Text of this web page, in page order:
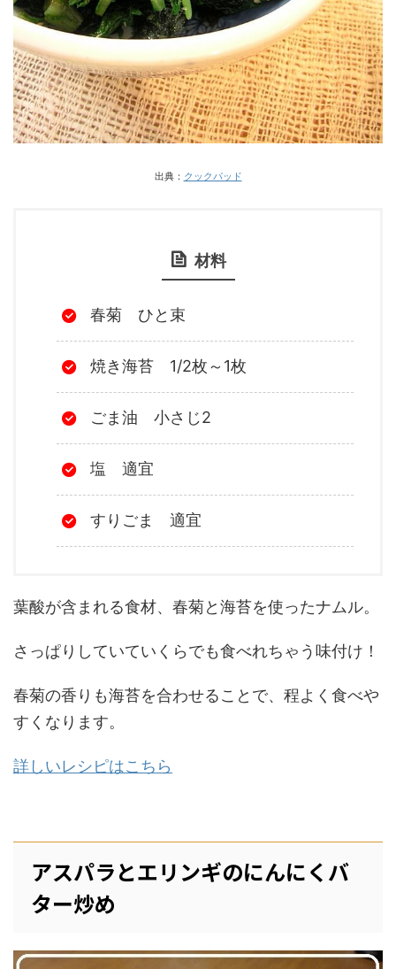
出典： クックパッド
材料
春菊 ひと束
焼き海苔 1/2枚～1枚
ごま油 小さじ2
塩 適宜
すりごま 適宜
葉酸が含まれる食材、春菊と海苔を使ったナムル。
さっぱりしていていくらでも食べれちゃう味付け！
春菊の香りも海苔を合わせることで、程よく食べや
すくなります。
詳しいレシピはこちら
アスパラとエリンギのにんにくバ
ター炒め